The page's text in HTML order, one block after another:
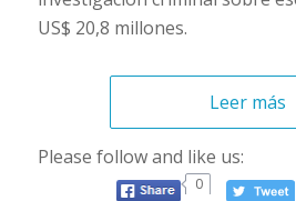
US$ 20,8 millones.
Leer más
Please follow and like us:
0